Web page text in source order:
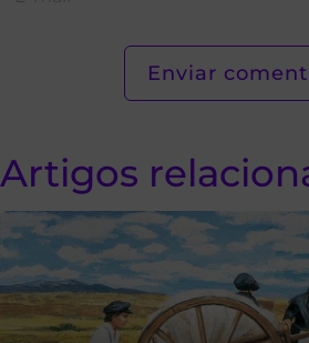
Artigos